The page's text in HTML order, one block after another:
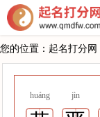
您的位置： 起名打分网
huáng jìn